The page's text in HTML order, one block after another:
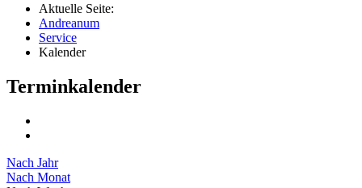
Aktuelle Seite:
Andreanum
Service
Kalender
Terminkalender
Nach Jahr
Nach Monat